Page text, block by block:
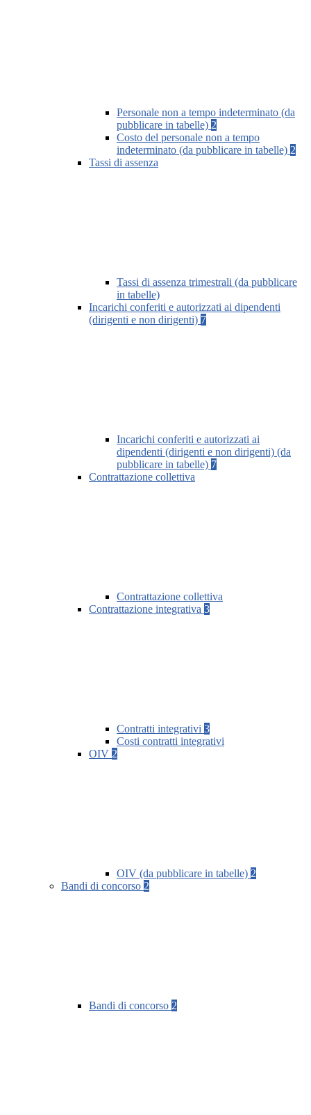
Personale non a tempo indeterminato (da
pubblicare in tabelle) 2
Costo del personale non a tempo
indeterminato (da pubblicare in tabelle) 2
Tassi di assenza
Tassi di assenza trimestrali (da pubblicare
in tabelle)
Incarichi conferiti e autorizzati ai dipendenti
(dirigenti e non dirigenti) 7
Incarichi conferiti e autorizzati ai
dipendenti (dirigenti e non dirigenti) (da
pubblicare in tabelle) 7
Contrattazione collettiva
Contrattazione collettiva
Contrattazione integrativa 3
Contratti integrativi 3
Costi contratti integrativi
OIV 2
OIV (da pubblicare in tabelle) 2
Bandi di concorso 2
Bandi di concorso 2